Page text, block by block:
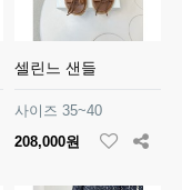
셀린느 샌들
사이즈 35~40
208,000원